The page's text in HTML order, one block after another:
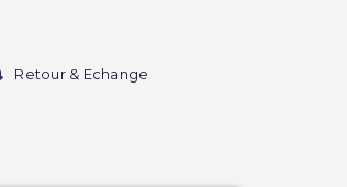
Retour & Echange